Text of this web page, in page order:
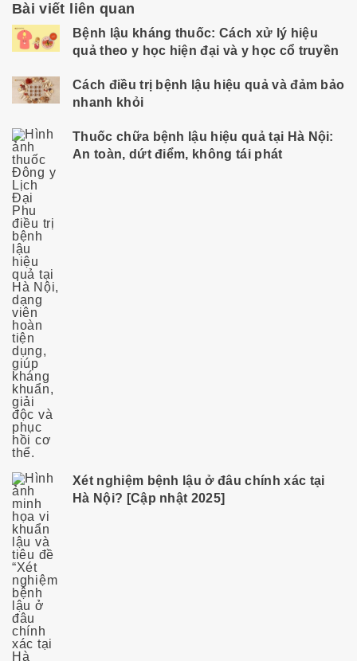
Bài viết liên quan
Bệnh lậu kháng thuốc: Cách xử lý hiệu
quả theo y học hiện đại và y học cổ truyền
Cách điều trị bệnh lậu hiệu quả và đảm bảo
nhanh khỏi
Thuốc chữa bệnh lậu hiệu quả tại Hà Nội:
An toàn, dứt điểm, không tái phát
Xét nghiệm bệnh lậu ở đâu chính xác tại
Hà Nội? [Cập nhật 2025]